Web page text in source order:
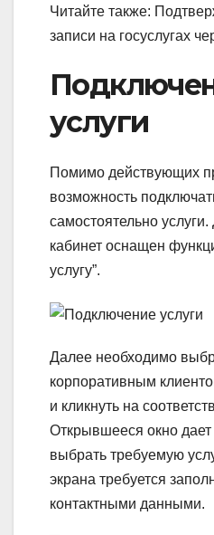
Читайте также:
записи на госуслугах
услуги
Помимо действующих
возможность
самостоятельно
кабинет оснащен
услугу”.
Далее необходимо
корпоративным
и кликнуть на
Открывшееся окно
выбрать требуемую
экрана требуется
контактными данными.